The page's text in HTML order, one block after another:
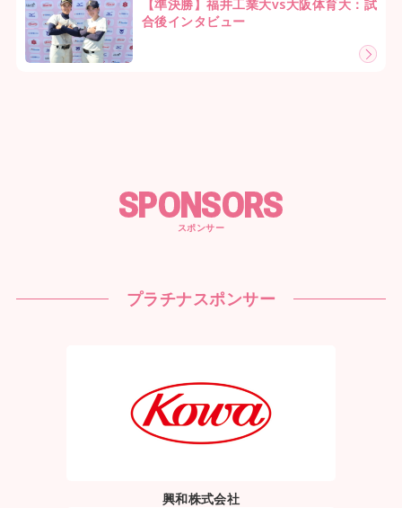
【準決勝】福井工業大vs大阪体育大：試
合後インタビュー
SPONSORS
スポンサー
プラチナスポンサー
興和株式会社